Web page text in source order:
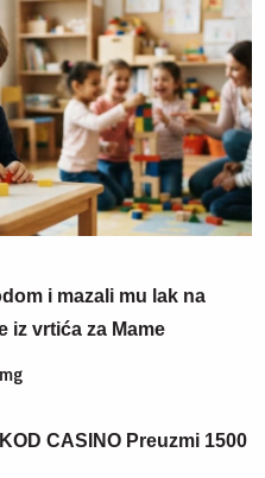
i mazali mu lak na
iz vrtića za Mame
CASINO Preuzmi 1500